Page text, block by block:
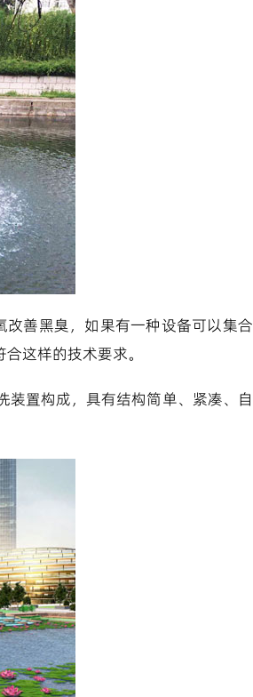
善黑臭，如果有一种设备可以集合
这样的技术要求。
置构成，具有结构简单、紧凑、自